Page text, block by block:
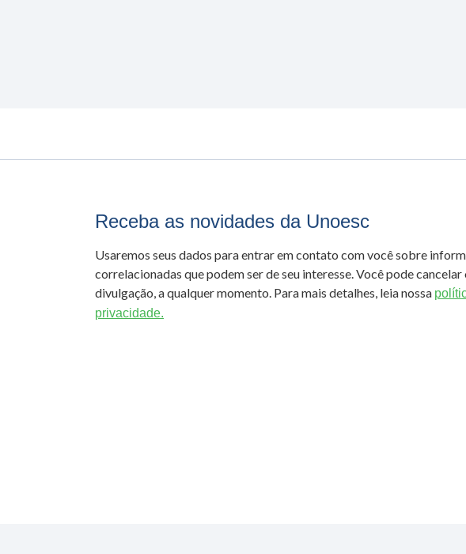
Receba as novidades da Unoesc
Usaremos seus dados para entrar em contato com você sobre
correlacionadas que podem ser de seu interesse. Você pode cancelar
divulgação, a qualquer momento. Para mais detalhes, leia nossa
privacidade.